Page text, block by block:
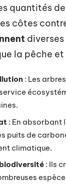
quantités
côtes
la pêche
: Les
: En absorbant
puits de
climatique.
: Ils